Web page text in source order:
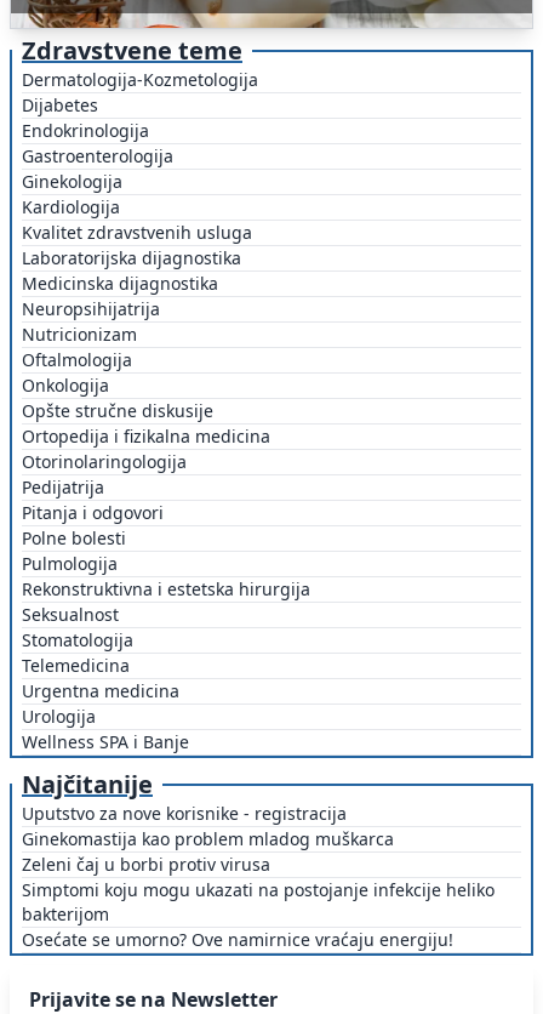
Zdravstvene teme
Dermatologija-Kozmetologija
Dijabetes
Endokrinologija
Gastroenterologija
Ginekologija
Kardiologija
Kvalitet zdravstvenih usluga
Laboratorijska dijagnostika
Medicinska dijagnostika
Neuropsihijatrija
Nutricionizam
Oftalmologija
Onkologija
Opšte stručne diskusije
Ortopedija i fizikalna medicina
Otorinolaringologija
Pedijatrija
Pitanja i odgovori
Polne bolesti
Pulmologija
Rekonstruktivna i estetska hirurgija
Seksualnost
Stomatologija
Telemedicina
Urgentna medicina
Urologija
Wellness SPA i Banje
Najčitanije
Uputstvo za nove korisnike - registracija
Ginekomastija kao problem mladog muškarca
Zeleni čaj u borbi protiv virusa
Simptomi koju mogu ukazati na postojanje infekcije heliko
bakterijom
Osećate se umorno? Ove namirnice vraćaju energiju!
Prijavite se na Newsletter